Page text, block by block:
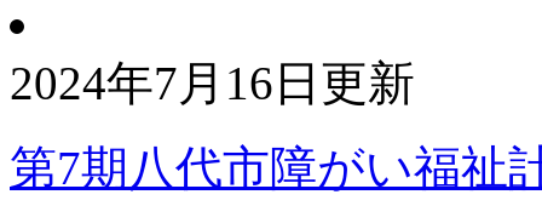
2024年7月16日更新
第7期八代市障がい福祉